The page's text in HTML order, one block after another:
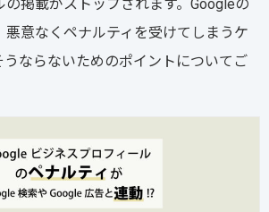
掲載がストップされます。Googleの
悪意なくペナルティを受けてしまうケ
うならないためのポイントについてご